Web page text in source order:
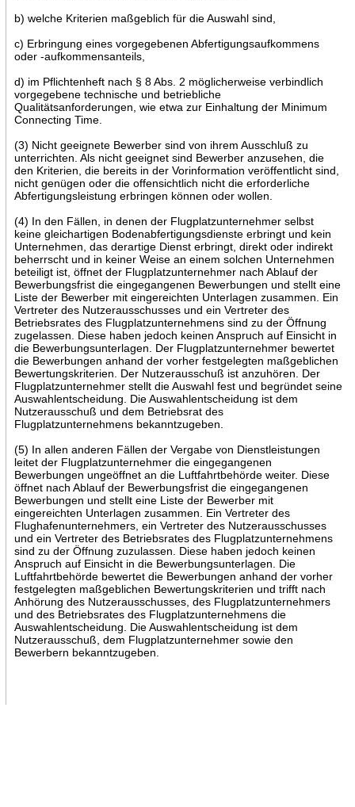
b) welche Kriterien maßgeblich für die Auswahl sind,
c) Erbringung eines vorgegebenen Abfertigungsaufkommens
oder -aufkommensanteils,
d) im Pflichtenheft nach § 8 Abs. 2 möglicherweise verbindlich
vorgegebene technische und betriebliche
Qualitätsanforderungen, wie etwa zur Einhaltung der Minimum
Connecting Time.
(3) Nicht geeignete Bewerber sind von ihrem Ausschluß zu
unterrichten. Als nicht geeignet sind Bewerber anzusehen, die
den Kriterien, die bereits in der Vorinformation veröffentlicht sind,
nicht genügen oder die offensichtlich nicht die erforderliche
Abfertigungsleistung erbringen können oder wollen.
(4) In den Fällen, in denen der Flugplatzunternehmer selbst
keine gleichartigen Bodenabfertigungsdienste erbringt und kein
Unternehmen, das derartige Dienst erbringt, direkt oder indirekt
beherrscht und in keiner Weise an einem solchen Unternehmen
beteiligt ist, öffnet der Flugplatzunternehmer nach Ablauf der
Bewerbungsfrist die eingegangenen Bewerbungen und stellt eine
Liste der Bewerber mit eingereichten Unterlagen zusammen. Ein
Vertreter des Nutzerausschusses und ein Vertreter des
Betriebsrates des Flugplatzunternehmens sind zu der Öffnung
zugelassen. Diese haben jedoch keinen Anspruch auf Einsicht in
die Bewerbungsunterlagen. Der Flugplatzunternehmer bewertet
die Bewerbungen anhand der vorher festgelegten maßgeblichen
Bewertungskriterien. Der Nutzerausschuß ist anzuhören. Der
Flugplatzunternehmer stellt die Auswahl fest und begründet seine
Auswahlentscheidung. Die Auswahlentscheidung ist dem
Nutzerausschuß und dem Betriebsrat des
Flugplatzunternehmens bekanntzugeben.
(5) In allen anderen Fällen der Vergabe von Dienstleistungen
leitet der Flugplatzunternehmer die eingegangenen
Bewerbungen ungeöffnet an die Luftfahrtbehörde weiter. Diese
öffnet nach Ablauf der Bewerbungsfrist die eingegangenen
Bewerbungen und stellt eine Liste der Bewerber mit
eingereichten Unterlagen zusammen. Ein Vertreter des
Flughafenunternehmers, ein Vertreter des Nutzerausschusses
und ein Vertreter des Betriebsrates des Flugplatzunternehmens
sind zu der Öffnung zuzulassen. Diese haben jedoch keinen
Anspruch auf Einsicht in die Bewerbungsunterlagen. Die
Luftfahrtbehörde bewertet die Bewerbungen anhand der vorher
festgelegten maßgeblichen Bewertungskriterien und trifft nach
Anhörung des Nutzerausschusses, des Flugplatzunternehmers
und des Betriebsrates des Flugplatzunternehmens die
Auswahlentscheidung. Die Auswahlentscheidung ist dem
Nutzerausschuß, dem Flugplatzunternehmer sowie den
Bewerbern bekanntzugeben.